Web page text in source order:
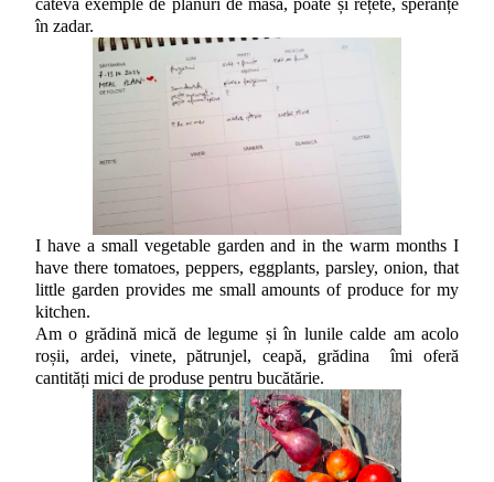
în zadar.
I have a small vegetable garden and in the warm months I
have there tomatoes, peppers, eggplants, parsley, onion, that
little garden provides me small amounts of produce for my
kitchen.
Am o grădină mică de legume și în lunile calde am acolo
roșii, ardei, vinete, pătrunjel, ceapă, grădina îmi oferă
cantități mici de produse pentru bucătărie.